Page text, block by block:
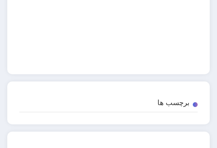
برچسب ها